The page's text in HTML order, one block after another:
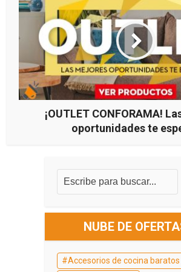
¡OUTLET CONFORAMA!
oportunidades te
NUBE DE
Accesorios de cocina baratos